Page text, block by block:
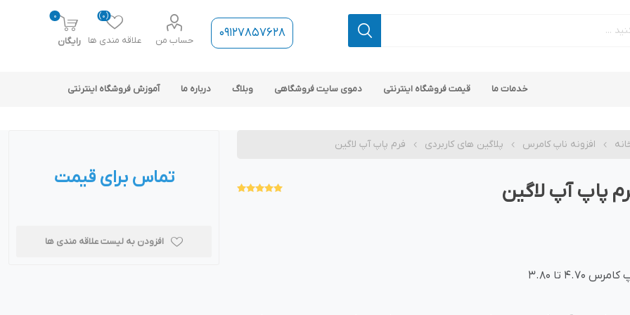
09127857628 حساب من علاقه مندی ها
(0)
0
رایگان
کامرس
خدمات ما قیمت فروشگاه اینترنتی دموی سایت فروشگاهی وبلاگ درباره ما آموزش فروشگاه اینترنتی
افزونه ناپ کامرس پلاگین های کاربردی فرم پاپ آپ لاگین
پاپ آپ لاگین
4.70 تا 3.80
تماس برای قیمت
افزودن به لیست علاقه مندی ها